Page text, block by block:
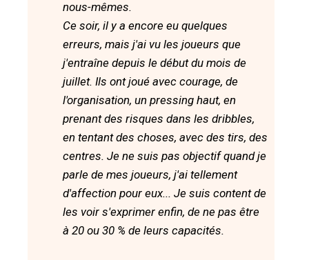
nous-mêmes.
Ce soir, il y a encore eu quelques
erreurs, mais j'ai vu les joueurs que
j'entraîne depuis le début du mois de
juillet. Ils ont joué avec courage, de
l'organisation, un pressing haut, en
prenant des risques dans les dribbles,
en tentant des choses, avec des tirs, des
centres. Je ne suis pas objectif quand je
parle de mes joueurs, j'ai tellement
d'affection pour eux... Je suis content de
les voir s'exprimer enfin, de ne pas être
à 20 ou 30 % de leurs capacités.